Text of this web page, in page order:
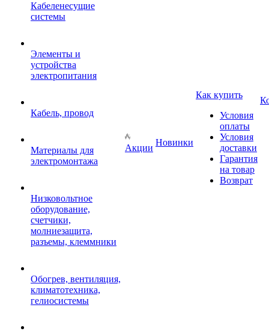
Кабеленесущие
системы
Элементы и
устройства
электропитания
Кабель, провод
Материалы для
электромонтажа
Низковольтное
оборудование,
счетчики,
молниезащита,
разъемы, клеммники
Обогрев, вентиляция,
климатотехника,
гелиосистемы
Акции
Новинки
Как купить
Условия
оплаты
Условия
доставки
Гарантия
на товар
Возврат